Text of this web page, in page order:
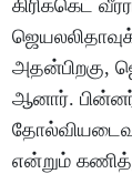
கிரிக்கெட்
அதன்பிறகு,
ஆனார்.
என்றும்